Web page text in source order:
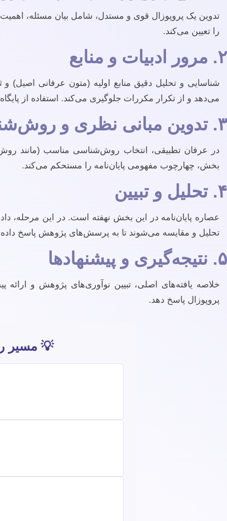
تدوین یک پروپوزال قوی و مستدل، شامل بیان مسئله،
را تعیین می‌کند.
۲. مرور ادبیات و منابع
شناسایی و تحلیل دقیق منابع اولیه (متون عرفانی
می‌دهد و از تکرار مکررات جلوگیری می‌کند. استفاده از
۳. تدوین مبانی نظری و روش‌شناسی
در عرفان تطبیقی، انتخاب روش‌شناسی مناسب (مانند روش
بخش، چهارچوب مفهومی پایان‌نامه را مستحکم می‌کند.
۴. تحلیل و تبیین
عصاره پایان‌نامه در این بخش نهفته است. در این مرحله،
تحلیل و مقایسه می‌شوند تا به پرسش‌های پژوهش پاسخ
۵. نتیجه‌گیری و پیشنهادها
خلاصه یافته‌های اصلی، تبیین نوآوری‌های پژوهش و ارائه
پروپوزال پاسخ دهد.
💡 مسیر